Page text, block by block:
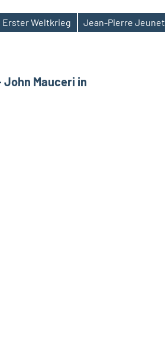
Erster Weltkrieg Jean-Pierre Jeunet
John Mauceri in